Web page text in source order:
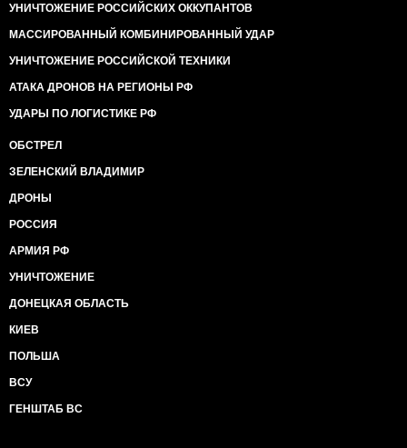
УНИЧТОЖЕНИЕ РОССИЙСКИХ ОККУПАНТОВ
МАССИРОВАННЫЙ КОМБИНИРОВАННЫЙ УДАР
УНИЧТОЖЕНИЕ РОССИЙСКОЙ ТЕХНИКИ
АТАКА ДРОНОВ НА РЕГИОНЫ РФ
УДАРЫ ПО ЛОГИСТИКЕ РФ
ОБСТРЕЛ
ЗЕЛЕНСКИЙ ВЛАДИМИР
ДРОНЫ
РОССИЯ
АРМИЯ РФ
УНИЧТОЖЕНИЕ
ДОНЕЦКАЯ ОБЛАСТЬ
КИЕВ
ПОЛЬША
ВСУ
ГЕНШТАБ ВС